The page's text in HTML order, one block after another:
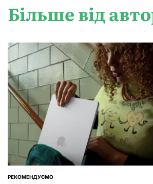
Більше від
ОПУБЛІКУВАТИ
РЕКОМЕНДУЄМО